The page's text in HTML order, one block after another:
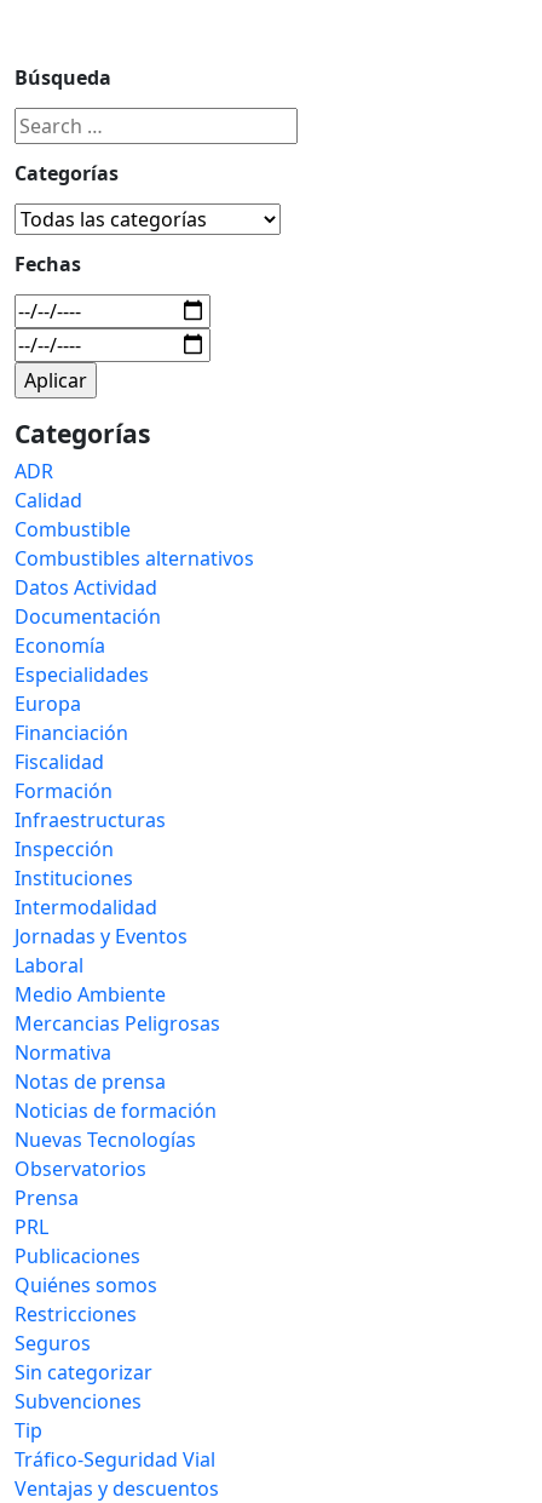
Búsqueda
Categorías
Fechas
Categorías
ADR
Calidad
Combustible
Combustibles alternativos
Datos Actividad
Documentación
Economía
Especialidades
Europa
Financiación
Fiscalidad
Formación
Infraestructuras
Inspección
Instituciones
Intermodalidad
Jornadas y Eventos
Laboral
Medio Ambiente
Mercancias Peligrosas
Normativa
Notas de prensa
Noticias de formación
Nuevas Tecnologías
Observatorios
Prensa
PRL
Publicaciones
Quiénes somos
Restricciones
Seguros
Sin categorizar
Subvenciones
Tip
Tráfico-Seguridad Vial
Ventajas y descuentos